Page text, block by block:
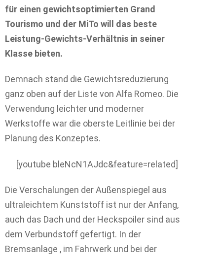
für einen gewichtsoptimierten Grand
Tourismo und der MiTo will das beste
Leistung-Gewichts-Verhältnis in seiner
Klasse bieten.
Demnach stand die Gewichtsreduzierung
ganz oben auf der Liste von Alfa Romeo. Die
Verwendung leichter und moderner
Werkstoffe war die oberste Leitlinie bei der
Planung des Konzeptes.
[youtube bleNcN1AJdc&feature=related]
Die Verschalungen der Außenspiegel aus
ultraleichtem Kunststoff ist nur der Anfang,
auch das Dach und der Heckspoiler sind aus
dem Verbundstoff gefertigt. In der
Bremsanlage , im Fahrwerk und bei der